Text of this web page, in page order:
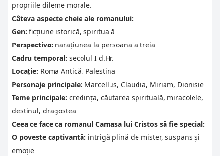
propriile dileme morale.
Câteva aspecte cheie ale romanului:
Gen: ficțiune istorică, spirituală
Perspectiva: narațiunea la persoana a treia
Cadru temporal: secolul I d.Hr.
Locație: Roma Antică, Palestina
Personaje principale: Marcellus, Claudia, Miriam, Dionisie
Teme principale: credința, căutarea spirituală, miracolele,
destinul, dragostea
Ceea ce face ca romanul Camasa lui Cristos să fie special:
O poveste captivantă: intrigă plină de mister, suspans și
emoție